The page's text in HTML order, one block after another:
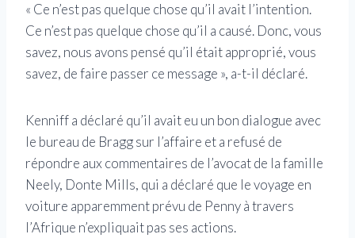
« Ce n’est pas quelque chose qu’il avait l’intention.
Ce n’est pas quelque chose qu’il a causé. Donc, vous
savez, nous avons pensé qu’il était approprié, vous
savez, de faire passer ce message », a-t-il déclaré.
Kenniff a déclaré qu’il avait eu un bon dialogue avec
le bureau de Bragg sur l’affaire et a refusé de
répondre aux commentaires de l’avocat de la famille
Neely, Donte Mills, qui a déclaré que le voyage en
voiture apparemment prévu de Penny à travers
l’Afrique n’expliquait pas ses actions.